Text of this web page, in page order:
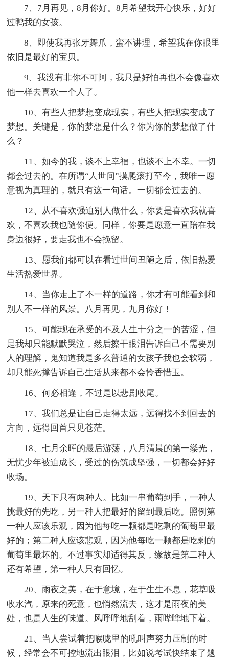
7、7月再见，8月你好。8月希望我开心快乐，好好
过鸭我的女孩。
8、即使我再张牙舞爪，蛮不讲理，希望我在你眼里
依旧是最好的宝贝。
9、我没有非你不可阿，我只是好怕再也不会像喜欢
他一样去喜欢一个人了。
10、有些人把梦想变成现实，有些人把现实变成了
梦想。关键是，你的梦想是什么？你为你的梦想做了什
么？
11、如今的我，谈不上幸福，也谈不上不幸。一切
都会过去的。在所谓“人世间”摸爬滚打至今，我唯一愿
意视为真理的，就只有这一句话。一切都会过去的。
12、从不喜欢强迫别人做什么，你要是喜欢我就喜
欢，不喜欢我也随你便。同样，你要是愿意一直陪在我
身边很好，要走我也不会挽留。
13、愿我们都可以在看过世间丑陋之后，依旧热爱
生活热爱世界。
14、当你走上了不一样的道路，你才有可能看到和
别人不一样的风景。八月再见，九月你好！
15、可能现在承受的不及人生十分之一的苦涩，但
是我却只能默默哭泣，然后擦干眼泪告诉自己不需要别
人的理解，鬼知道我是多么普通的女孩子我也会软弱，
却只能死撑告诉自己生活从来都不会怜香惜玉。
16、何必相逢，不过是以悲剧收尾。
17、我们总是让自己走得太远，远得找不到回去的
方向，远得回首只见苍茫。
18、七月余晖的最后游荡，八月清晨的第一缕光，
无忧少年被迫成长，受过的伤筑成坚强，一切都会好好
收场。
19、天下只有两种人。比如一串葡萄到手，一种人
挑最好的先吃，另一种人把最好的留到最后吃。照例第
一种人应该乐观，因为他每吃一颗都是吃剩的葡萄里最
好的；第二种人应该悲观，因为他每吃一颗都是吃剩的
葡萄里最坏的。不过事实却适得其反，缘故是第二种人
还有希望，第一种人只有回忆。
20、雨夜之美，在于意境，在于生生不息，花草吸
收水汽，原来的死意，也悄然流去，这才是雨夜的美
处，也是人生的味道。风呼呼地刮着，雨哗哗地下着。
21、当人尝试着把喉咙里的吼叫声努力压制的时
候，经常会不可控地流出眼泪，比如说考试快结束了题